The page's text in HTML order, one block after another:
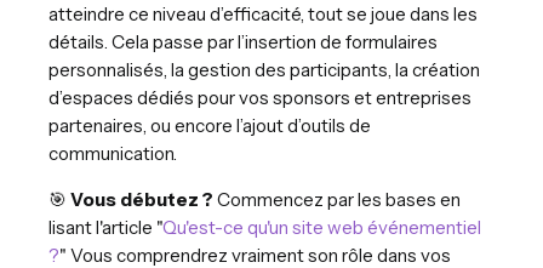
atteindre ce niveau d’efficacité, tout se joue dans les
détails. Cela passe par l’insertion de formulaires
personnalisés, la gestion des participants, la création
d’espaces dédiés pour vos sponsors et entreprises
partenaires, ou encore l’ajout d’outils de
communication.
🎯 Vous débutez ? Commencez par les bases en
lisant l'article "Qu'est-ce qu'un site web événementiel
?" Vous comprendrez vraiment son rôle dans vos